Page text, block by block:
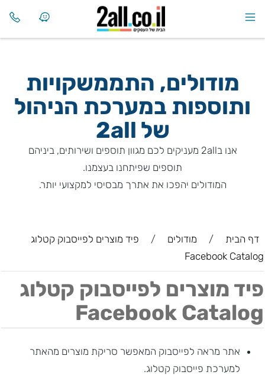
מודולים, התממשקויות
ותוספות במערכת הניהול
של 2all
אנו ב2all מעניקים לכם מגוון תוספים ושירותים, ביניהם
תוספים שפיתחנו בעצמנו.
המודולים יהפכו את אתרך מבסיסי למקצועי יותר.
דף הבית / מודולים /
פיד מוצרים לפייסבוק קטלוג
Facebook Catalog
פיד מוצרים לפייסבוק קטלוג
Facebook Catalog
אתר מראה לפייסבוק המאפשר סריקת מוצרים מהאתר
למערכת פייסבוק קטלוג.